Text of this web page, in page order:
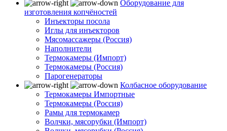
Оборудование для
изготовления копчёностей
Инъекторы посола
Иглы для инъекторов
Мясомассажеры (Россия)
Наполнители
Термокамеры (Импорт)
Термокамеры (Россия)
Парогенераторы
Колбасное оборудование
Термокамеры Импортные
Термокамеры (Россия)
Рамы для термокамер
Волчки, мясорубки (Импорт)